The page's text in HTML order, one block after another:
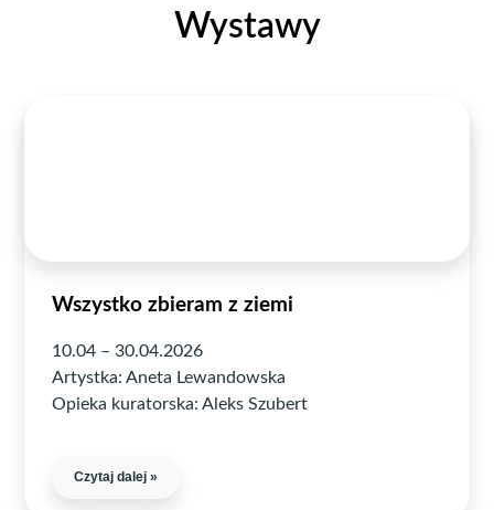
Wystawy
Wszystko zbieram z ziemi
10.04 – 30.04.2026
Artystka: Aneta Lewandowska
Opieka kuratorska: Aleks Szubert
Czytaj dalej »